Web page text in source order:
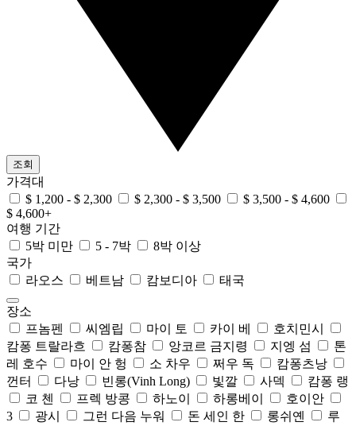
조회
가격대
$ 1,200 - $ 2,300
$ 2,300 - $ 3,500
$ 3,500 - $ 4,600
$ 4,600+
여행 기간
5박 미만
5 - 7박
8박 이상
국가
라오스
베트남 캄보디아 태국
장소
프놈펜
씨엠립 마이 토 카이 베
호치민시
캄퐁 트랄라흐
캄퐁참 앙코르 금지령 지엥 섬
톤
레 호수
마이 안 헝 소 차우 쩌우 독
캄퐁츠낭
껀터
다낭 빈롱(Vinh Long) 빛깔 사덱
캄퐁 랭
코 첸
프렉 방콩 하노이 하롱베이
호이안
3
광시 그런 다음 누워 돈 세인 한 롱쉬옌
루